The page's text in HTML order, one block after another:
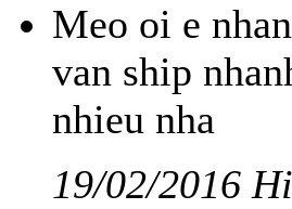
Meo oi e
van ship
nhieu nha
19/02/2016